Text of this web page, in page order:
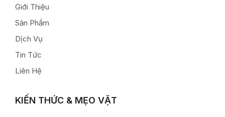
Giới Thiệu
Sản Phẩm
Dịch Vụ
Tin Tức
Liên Hệ
KIẾN THỨC & MẸO VẶT